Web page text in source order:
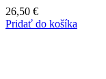
26,50 €
Pridať do košíka